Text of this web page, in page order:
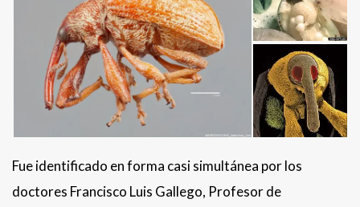
Fue identificado en forma casi simultánea por los
doctores Francisco Luis Gallego, Profesor de